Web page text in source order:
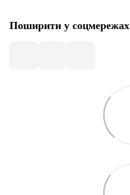
Поширити у соцмережах